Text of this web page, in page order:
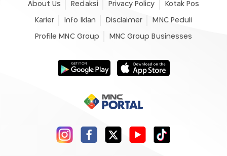
About Us Redaksi Privacy Policy Kotak Pos
Karier Info Iklan Disclaimer MNC Peduli
Profile MNC Group MNC Group Businesses